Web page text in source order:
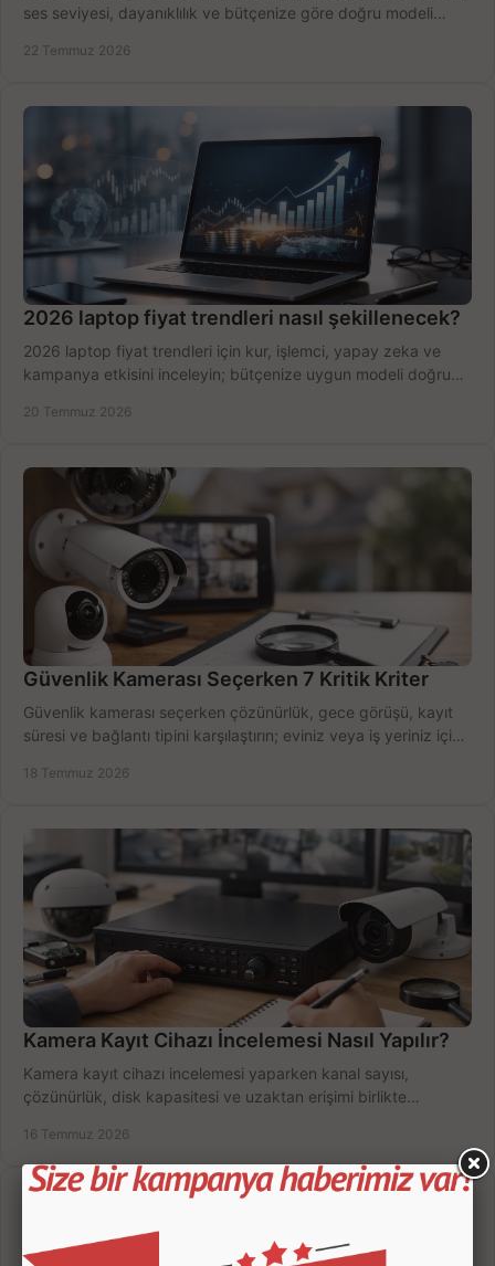
ses seviyesi, dayanıklılık ve bütçenize göre doğru modeli
22 Temmuz 2026
2026 laptop fiyat trendleri nasıl şekillenecek?
2026 laptop fiyat trendleri için kur, işlemci, yapay zeka ve
kampanya etkisini inceleyin; bütçenize uygun modeli doğru
20 Temmuz 2026
Güvenlik Kamerası Seçerken 7 Kritik Kriter
Güvenlik kamerası seçerken çözünürlük, gece görüşü, kayıt
süresi ve bağlantı tipini karşılaştırın; eviniz veya iş yeriniz için
18 Temmuz 2026
Kamera Kayıt Cihazı İncelemesi Nasıl Yapılır?
Kamera kayıt cihazı incelemesi yaparken kanal sayısı,
çözünürlük, disk kapasitesi ve uzaktan erişimi birlikte
16 Temmuz 2026